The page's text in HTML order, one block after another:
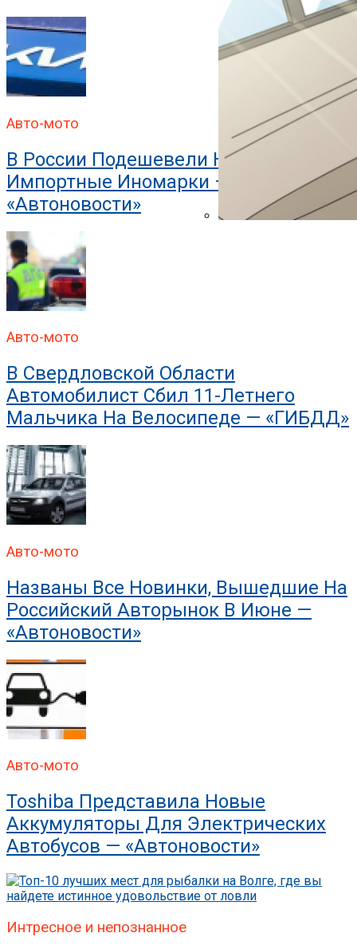
Авто-мото
В России Подешевели Некоторые
Импортные Иномарки —
«Автоновости»
Авто-мото
В Свердловской Области
Автомобилист Сбил 11-Летнего
Мальчика На Велосипеде — «ГИБДД»
Авто-мото
Названы Все Новинки, Вышедшие На
Российский Авторынок В Июне —
«Автоновости»
Авто-мото
Toshiba Представила Новые
Аккумуляторы Для Электрических
Автобусов — «Автоновости»
Интресное и непознанное